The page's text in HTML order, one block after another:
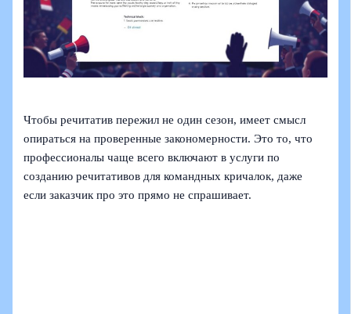
Чтобы речитатив пережил не один сезон, имеет смысл
опираться на проверенные закономерности. Это то, что
профессионалы чаще всего включают в услуги по
созданию речитативов для командных кричалок, даже
если заказчик про это прямо не спрашивает.